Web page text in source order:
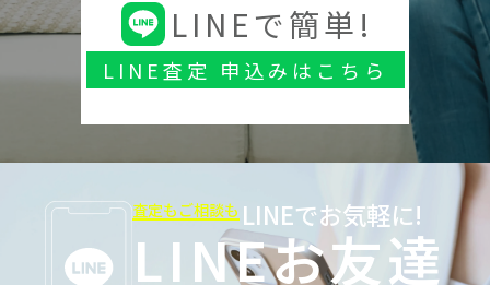
LINEで簡単!
LINE査定 申込みはこちら
査定もご相談も LINEでお気軽に!
LINEお友達